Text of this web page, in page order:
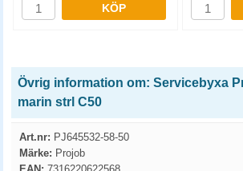
KÖP
Övrig information om: Servicebyxa
marin strl C50
Art.nr: PJ645532-58-50
Märke: Projob